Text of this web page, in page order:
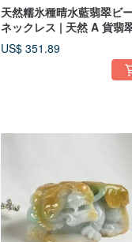
天然糯氷種晴水藍翡翠ビ
ネックレス | 天然 A 貨翡
ックレス
US$ 351.89